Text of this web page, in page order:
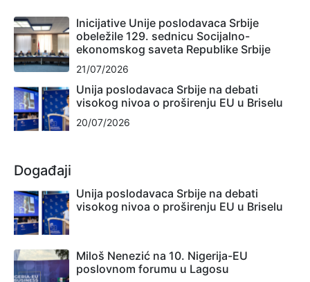
Inicijative Unije poslodavaca Srbije
obeležile 129. sednicu Socijalno-
ekonomskog saveta Republike Srbije
21/07/2026
Unija poslodavaca Srbije na debati
visokog nivoa o proširenju EU u Briselu
20/07/2026
Događaji
Unija poslodavaca Srbije na debati
visokog nivoa o proširenju EU u Briselu
Miloš Nenezić na 10. Nigerija-EU
poslovnom forumu u Lagosu